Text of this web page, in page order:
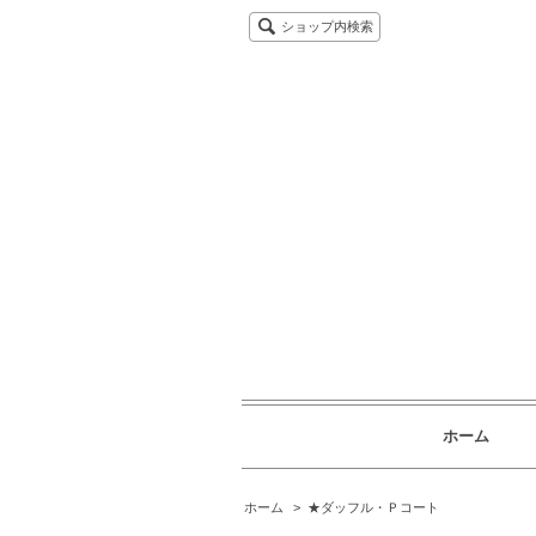
ショップ内検索
ホーム
ホーム > ★ダッフル・Ｐコート